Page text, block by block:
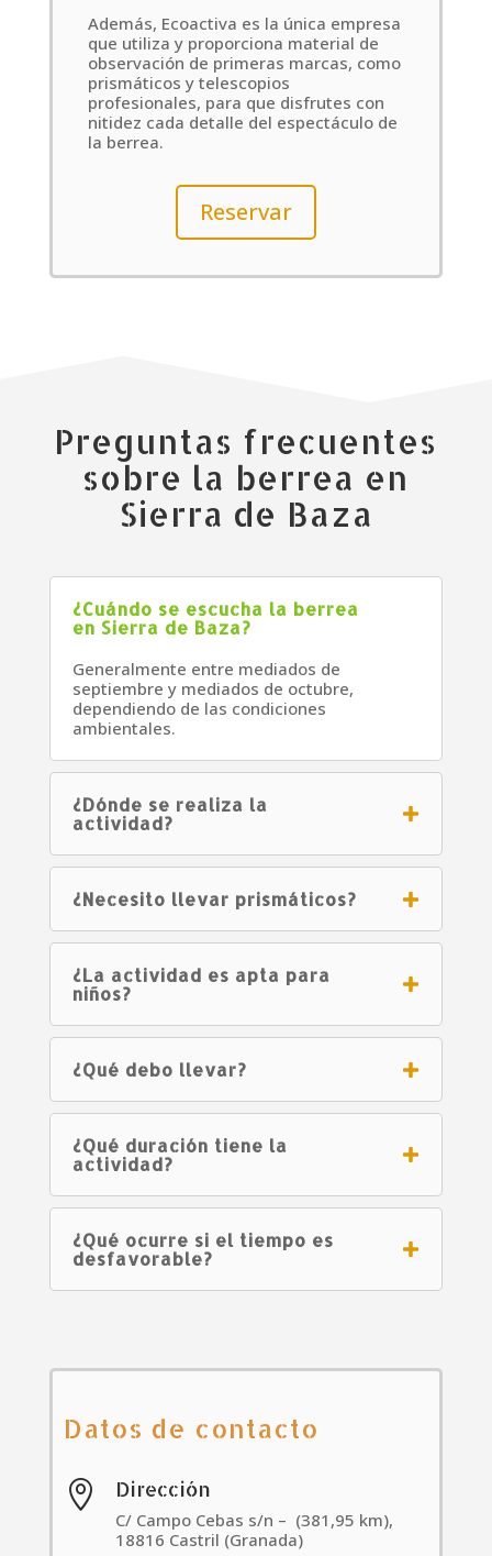
Además, Ecoactiva es la única empresa
que utiliza y proporciona material de
observación de primeras marcas, como
prismáticos y telescopios
profesionales, para que disfrutes con
nitidez cada detalle del espectáculo de
la berrea.
Reservar
Preguntas frecuentes
sobre la berrea en
Sierra de Baza
¿Cuándo se escucha la berrea
en Sierra de Baza?
Generalmente entre mediados de
septiembre y mediados de octubre,
dependiendo de las condiciones
ambientales.
¿Dónde se realiza la
actividad?
¿Necesito llevar prismáticos?
¿La actividad es apta para
niños?
¿Qué debo llevar?
¿Qué duración tiene la
actividad?
¿Qué ocurre si el tiempo es
desfavorable?
Datos de contacto

Dirección
C/ Campo Cebas s/n – (381,95 km),
18816 Castril (Granada)